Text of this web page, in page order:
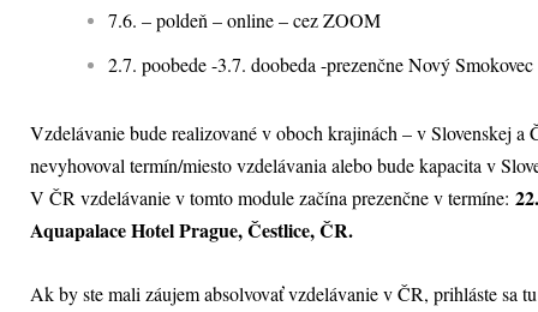
7.6. – poldeň – online – cez ZOOM
2.7. poobede -3.7. doobeda -prezenčne Nový Smokovec
Vzdelávanie bude realizované v oboch krajinách – v Slovenskej
nevyhovoval termín/miesto vzdelávania alebo bude kapacita v
V ČR vzdelávanie v tomto module začína prezenčne v termíne:
Aquapalace Hotel Prague, Čestlice, ČR.
Ak by ste mali záujem absolvovať vzdelávanie v ČR, prihláste sa